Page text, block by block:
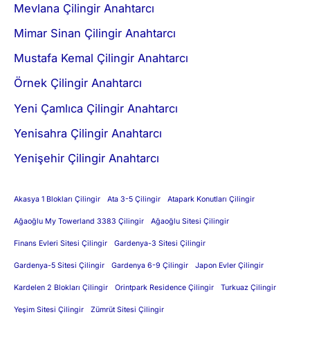
Mevlana Çilingir Anahtarcı
Mimar Sinan Çilingir Anahtarcı
Mustafa Kemal Çilingir Anahtarcı
Örnek Çilingir Anahtarcı
Yeni Çamlıca Çilingir Anahtarcı
Yenisahra Çilingir Anahtarcı
Yenişehir Çilingir Anahtarcı
Akasya 1 Blokları Çilingir Ata 3-5 Çilingir Atapark Konutları Çilingir
Ağaoğlu My Towerland 3383 Çilingir Ağaoğlu Sitesi Çilingir
Finans Evleri Sitesi Çilingir Gardenya-3 Sitesi Çilingir
Gardenya-5 Sitesi Çilingir Gardenya 6-9 Çilingir Japon Evler Çilingir
Kardelen 2 Blokları Çilingir Orintpark Residence Çilingir Turkuaz Çilingir
Yeşim Sitesi Çilingir Zümrüt Sitesi Çilingir